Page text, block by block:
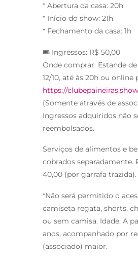
* Abertura da casa: 20h
* Início do show: 21h
* Fechamento da casa: 1h
🎟 Ingressos: R$ 50,00
Onde comprar: Estande
12/10, até às 20h ou online
https://
(Somente através de
Ingressos adquiridos não
reembolsados.
Serviços de alimentos e
cobrados separadamente.
40,00 (por garrafa trazida).
*Não será permitido o
camiseta regata, shorts,
ou sem camisa. Idade: A
anos, acompanhado por
(associado) maior.